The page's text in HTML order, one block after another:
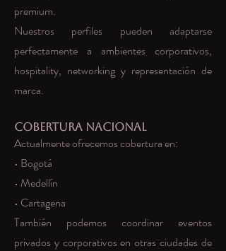
premium.
Nuestros perfiles pueden adaptarse
perfectamente a ambientes corporativos,
hospitality, networking y representación de
marca.
Cobertura Nacional
Actualmente ofrecemos cobertura en:
• Bogotá
• Medellín
• Cartagena
También podemos coordinar eventos
privados y corporativos en otras ciudades de